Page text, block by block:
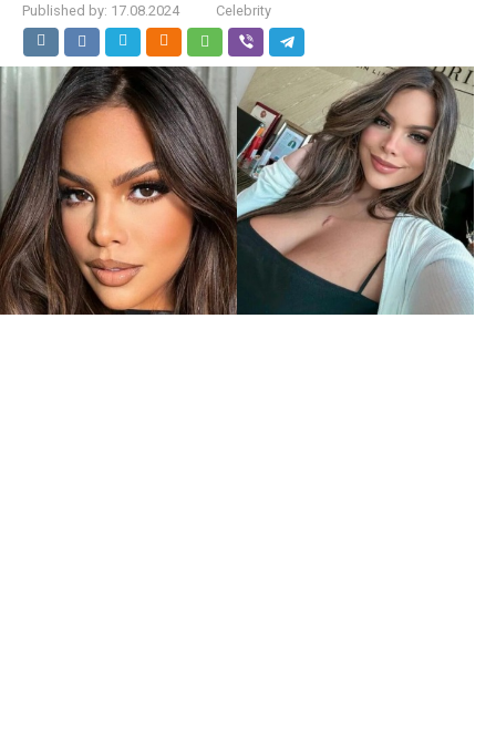
Published by: 17.08.2024 Celebrity